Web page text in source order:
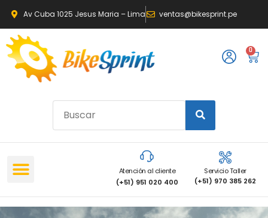
Av Cuba 1025 Jesus Maria – Lima ventas@bikesprint.pe
0
Atención al cliente
(+51) 951 020 400
Servicio Taller
(+51) 970 385 262